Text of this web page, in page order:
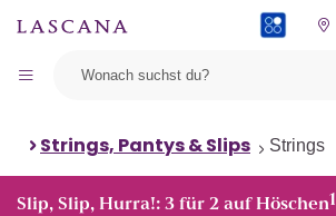
Strings, Pantys & Slips Strings
Slip, Slip, Hurra!: 3 für 2 auf Höschen1